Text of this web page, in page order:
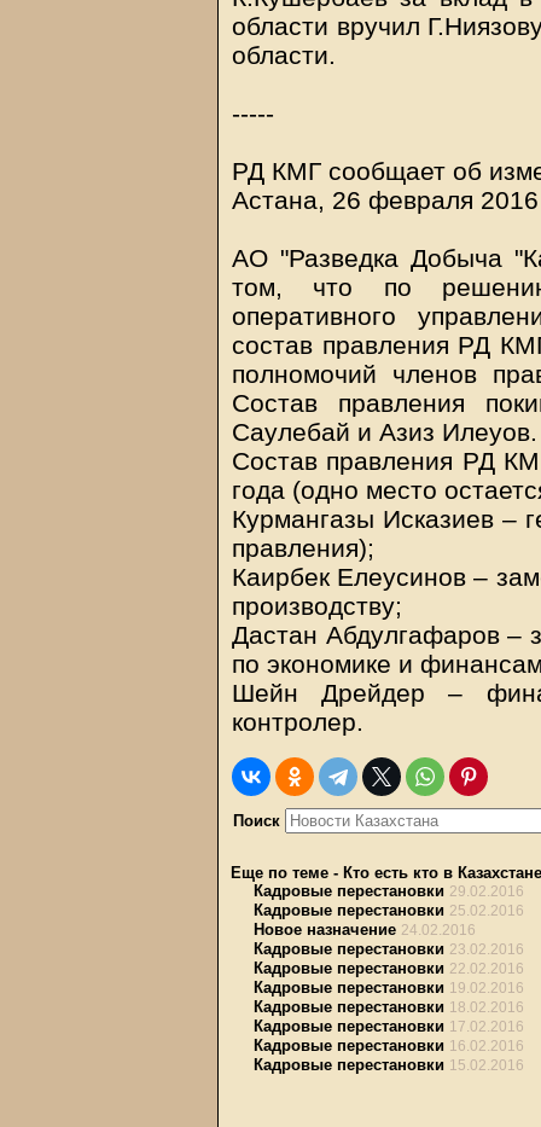
области вручил
области.
-----
РД КМГ сообщает об
Астана, 26 февраля 2016
АО "Разведка Добыча
том, что по
оперативного
состав правления РД
полномочий членов
Состав правления
Саулебай и Азиз Илеуов.
Состав правления РД
года (одно место
Курмангазы Исказиев –
правления);
Каирбек Елеусинов –
производству;
Дастан Абдулгафаров –
по экономике и
Шейн Дрейдер –
контролер.
Поиск
Еще по теме - Кто есть кто в Казахстане
Кадровые перестановки 29.02.2016
Кадровые перестановки 25.02.2016
Новое назначение 24.02.2016
Кадровые перестановки 23.02.2016
Кадровые перестановки 22.02.2016
Кадровые перестановки 19.02.2016
Кадровые перестановки 18.02.2016
Кадровые перестановки 17.02.2016
Кадровые перестановки 16.02.2016
Кадровые перестановки 15.02.2016